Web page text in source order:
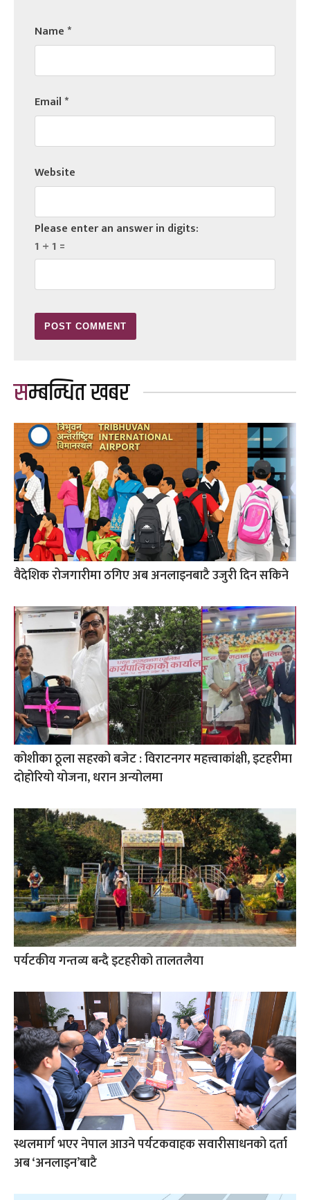
Name*
Email*
Website
Please enter an answer in digits:
1 + 1 =
सम्बन्धित खबर
वैदेशिक रोजगारीमा ठगिए अब अनलाइनबाटै उजुरी दिन सकिने
कोशीका ठूला सहरको बजेट : विराटनगर महत्त्वाकांक्षी, इटहरीमा
दोहोरियो योजना, धरान अन्योलमा
पर्यटकीय गन्तव्य बन्दै इटहरीको तालतलैया
स्थलमार्ग भएर नेपाल आउने पर्यटकवाहक सवारीसाधनको दर्ता
अब ‘अनलाइन’बाटै